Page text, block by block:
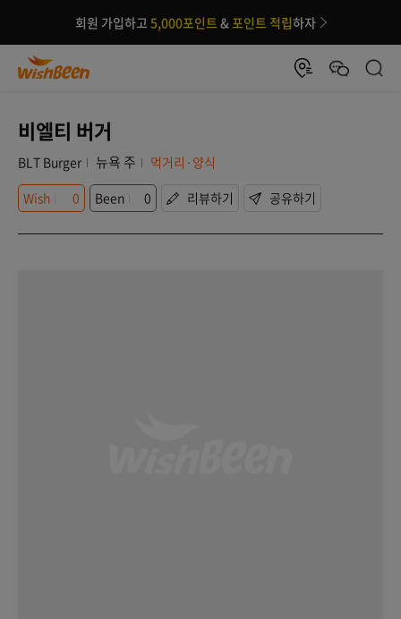
회원 가입하고 5,000포인트 &포인트 적립하자
비엘티 버거
BLT Burger 뉴욕 주
먹거리·양식
Wish
0 Been 0 리뷰하기 공유하기